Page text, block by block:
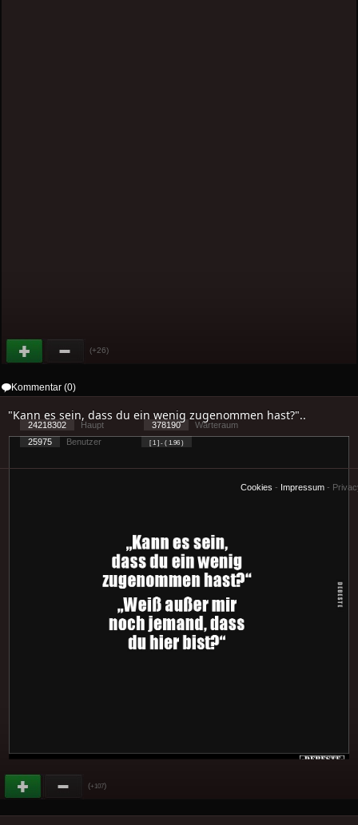
(+26)
Kommentar (0)
"Kann es sein, dass du ein wenig zugenommen hast?"..
(+107)
24218302 Haupt 378190
Warteraum
25975
Benutzer [ 1 ] - ( 1.96 )
Cookies - Impressum -